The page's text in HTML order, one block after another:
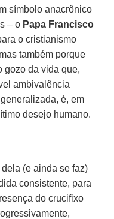
símbolo anacrônico
– o Papa Francisco
o cristianismo
também porque
gozo da vida que,
ambivalência
é, em
desejo humano.
(e ainda se faz)
consistente, para
do crucifixo